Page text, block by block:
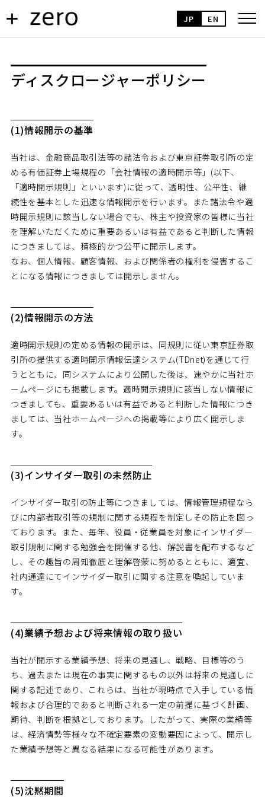
JP EN
ディスクロージャーポリシー
(1)情報開示の基準
当社は、金融商品取引法等の諸法令および東京証券取引所の定
める有価証券上場規程の「会社情報の適時開示等」(以下、
「適時開示規則」といいます)に従って、透明性、公平性、継
続性を基本とした迅速な情報開示を行います。また諸法令や適
時開示規則に該当しない場合でも、株主や投資家の皆様に当社
を理解いただくために重要あるいは有益であると判断した情報
につきましては、積極的かつ公平に開示します。
なお、個人情報、顧客情報、および関係者の権利を侵害するこ
とになる情報につきましては開示しません。
(2)情報開示の方法
適時開示規則の定める情報の開示は、同規則に従い東京証券取
引所の提供する適時開示情報伝達システム(TDnet)を通じて行
うとともに、同システムにより公開した後は、速やかに当社ホ
ームページにも掲載します。適時開示規則に該当しない情報に
つきましても、重要あるいは有益であると判断した情報につき
ましては、当社ホームページへの掲載等により広く開示しま
す。
(3)インサイダー取引の未然防止
インサイダー取引の防止等につきましては、情報管理規程なら
びに内部者取引等の規制に関する規程を制定しその防止を図っ
ております。また、毎年、役員・従業員を対象にインサイダー
取引規制に関する勉強会を開催する他、解説書を配布するなど
し、その趣旨の周知徹底と理解啓蒙に努めるとともに、適宜、
社内通達にてインサイダー取引に関する注意を喚起していま
す。
(4)業績予想および将来情報の取り扱い
当社が開示する業績予想、将来の見通し、戦略、目標等のう
ち、過去または現在の事実に関するもの以外は将来の見通しに
関する記述であり、これらは、当社が現時点で入手している情
報および合理的であると判断される一定の前提に基づく計画、
期待、判断を根拠としております。したがって、実際の業績等
は、経済情勢等様々な不確定要素の変動要因によって、開示し
た業績予想等と異なる結果になる可能性があります。
(5)沈黙期間